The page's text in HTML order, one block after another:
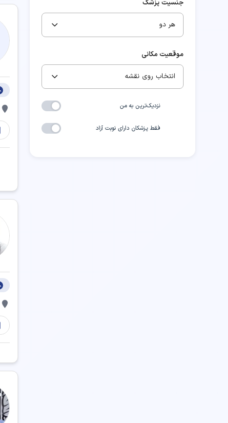
جنسیت پزشک
هر دو
موقعیت مکانی
انتخاب روی نقشه
نزدیک‌ترین به من
فقط پزشکان دارای نوبت آزاد